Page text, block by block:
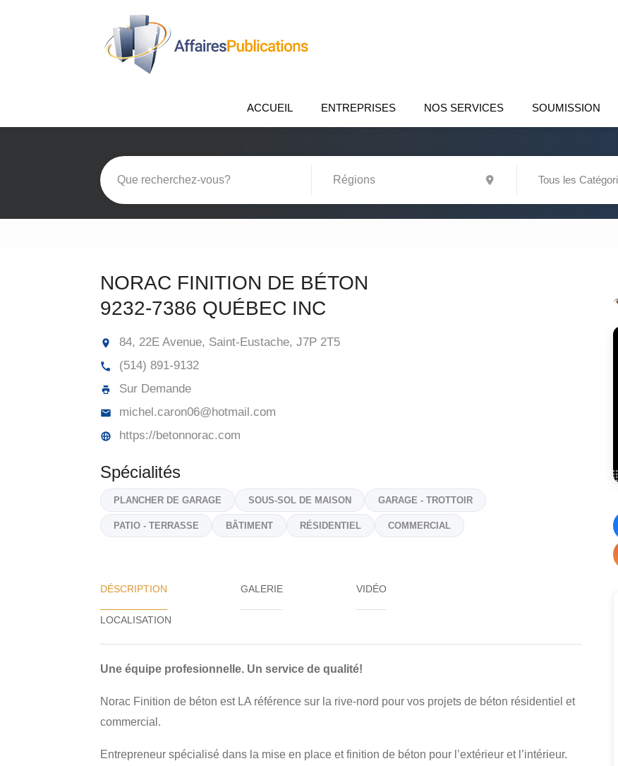
ACCUEIL ENTREPRISES NOS SERVICES SOUMISSION
Tous les
NORAC FINITION DE BÉTON
9232-7386 QUÉBEC INC
84, 22E Avenue, Saint-Eustache, J7P 2T5
(514) 891-9132
Sur Demande
michel.caron06@hotmail.com
https://betonnorac.com
Spécialités
PLANCHER DE GARAGE SOUS-SOL DE MAISON GARAGE - TROTTOIR
PATIO - TERRASSE BÂTIMENT RÉSIDENTIEL COMMERCIAL
DÉSCRIPTION GALERIE VIDÉO
Une équipe profesionnelle. Un service de qualité!
Norac Finition de béton est LA référence sur la rive-nord pour vos projets de béton résidentiel et
commercial.
Entrepreneur spécialisé dans la mise en place et finition de béton pour l’extérieur et l’intérieur.